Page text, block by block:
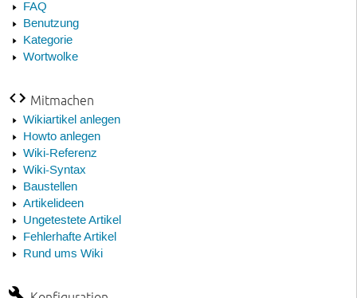
FAQ
Benutzung
Kategorie
Wortwolke
Mitmachen
Wikiartikel anlegen
Howto anlegen
Wiki-Referenz
Wiki-Syntax
Baustellen
Artikelideen
Ungetestete Artikel
Fehlerhafte Artikel
Rund ums Wiki